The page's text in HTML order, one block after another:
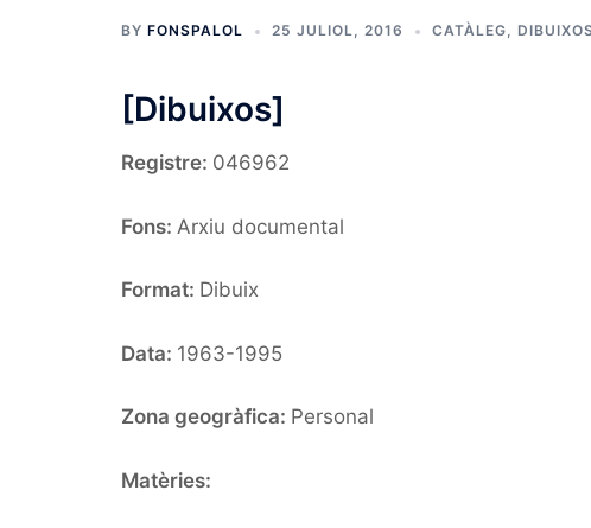
BY FONSPALOL 25 JULIOL, 2016 CATÀLEG,
[Dibuixos]
Registre: 046962
Fons: Arxiu documental
Format: Dibuix
Data: 1963-1995
Zona geogràfica: Personal
Matèries: